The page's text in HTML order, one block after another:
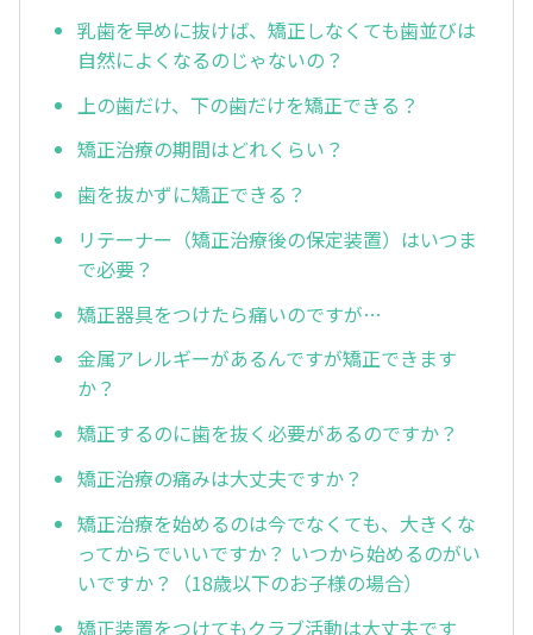
乳歯を早めに抜けば、矯正しなくても歯並びは
自然によくなるのじゃないの？
上の歯だけ、下の歯だけを矯正できる？
矯正治療の期間はどれくらい？
歯を抜かずに矯正できる？
リテーナー（矯正治療後の保定装置）はいつま
で必要？
矯正器具をつけたら痛いのですが…
金属アレルギーがあるんですが矯正できます
か？
矯正するのに歯を抜く必要があるのですか？
矯正治療の痛みは大丈夫ですか？
矯正治療を始めるのは今でなくても、大きくな
ってからでいいですか？ いつから始めるのがい
いですか？（18歳以下のお子様の場合）
矯正装置をつけてもクラブ活動は大丈夫です